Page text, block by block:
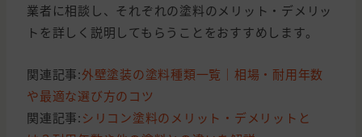
業者に相談し、それぞれの塗料のメリット・デメリッ
トを詳しく説明してもらうことをおすすめします。
関連記事:外壁塗装の塗料種類一覧｜相場・耐用年数
や最適な選び方のコツ
関連記事:シリコン塗料のメリット・デメリットと